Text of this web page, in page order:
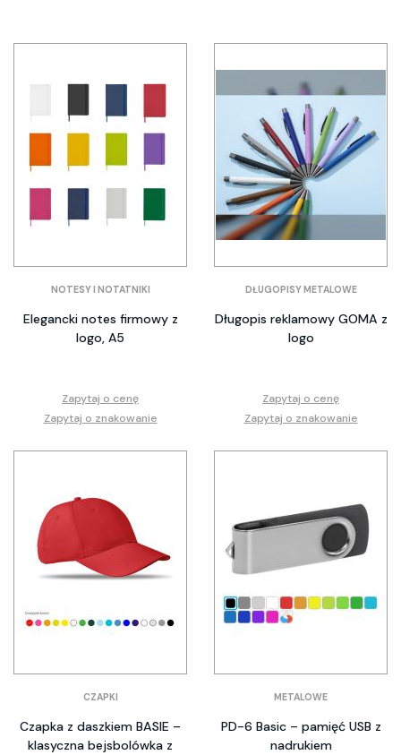
NOTESY I NOTATNIKI
Elegancki notes firmowy z
logo, A5
Zapytaj o cenę
Zapytaj o znakowanie
DŁUGOPISY METALOWE
Długopis reklamowy GOMA z
logo
Zapytaj o cenę
Zapytaj o znakowanie
CZAPKI
Czapka z daszkiem BASIE –
klasyczna bejsbolówka z
METALOWE
PD-6 Basic – pamięć USB z
nadrukiem